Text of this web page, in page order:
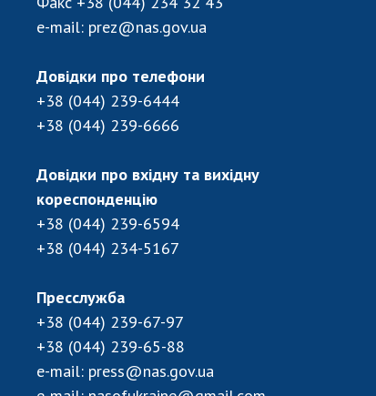
e-mail: prez@nas.gov.ua
Довідки про телефони
+38 (044) 239-6444
+38 (044) 239-6666
Довідки про вхідну та вихідну
кореспонденцію
+38 (044) 239-6594
+38 (044) 234-5167
Пресслужба
+38 (044) 239-67-97
+38 (044) 239-65-88
e-mail: press@nas.gov.ua